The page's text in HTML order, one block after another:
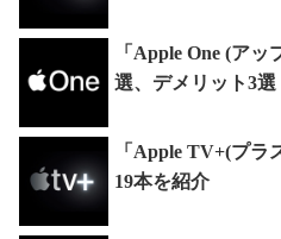
「Apple One (ア
選、デメリット3選
「Apple TV+(プラ
19本を紹介